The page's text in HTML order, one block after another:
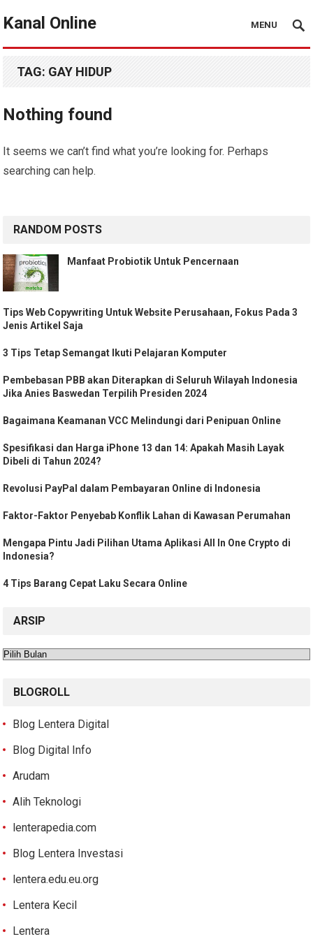
Kanal Online MENU
TAG: GAY HIDUP
Nothing found
It seems we can’t find what you’re looking for. Perhaps
searching can help.
RANDOM POSTS
Manfaat Probiotik Untuk Pencernaan
Tips Web Copywriting Untuk Website Perusahaan, Fokus Pada 3
Jenis Artikel Saja
3 Tips Tetap Semangat Ikuti Pelajaran Komputer
Pembebasan PBB akan Diterapkan di Seluruh Wilayah Indonesia
Jika Anies Baswedan Terpilih Presiden 2024
Bagaimana Keamanan VCC Melindungi dari Penipuan Online
Spesifikasi dan Harga iPhone 13 dan 14: Apakah Masih Layak
Dibeli di Tahun 2024?
Revolusi PayPal dalam Pembayaran Online di Indonesia
Faktor-Faktor Penyebab Konflik Lahan di Kawasan Perumahan
Mengapa Pintu Jadi Pilihan Utama Aplikasi All In One Crypto di
Indonesia?
4 Tips Barang Cepat Laku Secara Online
ARSIP
Arsip
BLOGROLL
Blog Lentera Digital
Blog Digital Info
Arudam
Alih Teknologi
lenterapedia.com
Blog Lentera Investasi
lentera.edu.eu.org
Lentera Kecil
Lentera